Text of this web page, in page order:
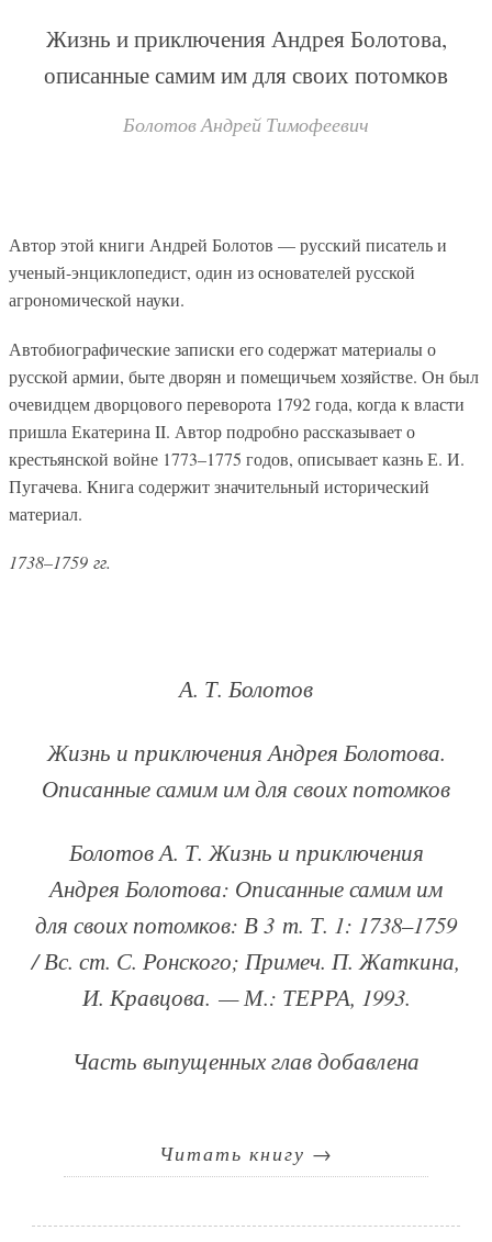
Жизнь и приключения Андрея Болотова,
описанные самим им для своих потомков
Болотов Андрей Тимофеевич
Автор этой книги Андрей Болотов — русский писатель и
ученый-энциклопедист, один из основателей русской
агрономической науки.
Автобиографические записки его содержат материалы о
русской армии, быте дворян и помещичьем хозяйстве. Он был
очевидцем дворцового переворота 1792 года, когда к власти
пришла Екатерина II. Автор подробно рассказывает о
крестьянской войне 1773–1775 годов, описывает казнь Е. И.
Пугачева. Книга содержит значительный исторический
материал.
1738–1759 гг.
А. Т. Болотов
Жизнь и приключения Андрея Болотова.
Описанные самим им для своих потомков
Болотов А. Т. Жизнь и приключения
Андрея Болотова: Описанные самим им
для своих потомков: В 3 т. Т. 1: 1738–1759
/ Вс. ст. С. Ронского; Примеч. П. Жаткина,
И. Кравцова. — М.: ТЕРРА, 1993.
Часть выпущенных глав добавлена
Читать книгу →